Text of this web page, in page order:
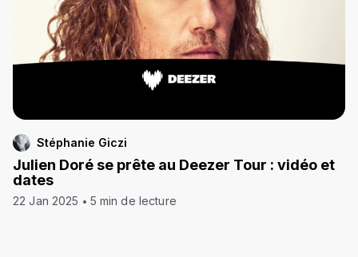
Stéphanie Giczi
Julien Doré se prête au Deezer Tour : vidéo et
dates
22 Jan 2025 5 min de lecture